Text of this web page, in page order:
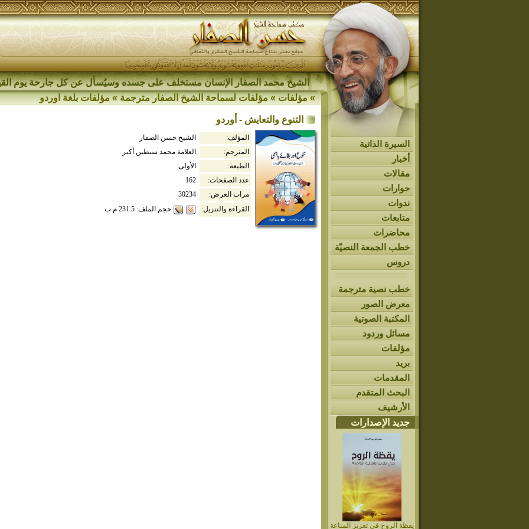
الشيخ محمد الصفار الإنسان مستخلف على جسده وسيُسأل عن كل جارحة يوم
السيرة الذاتية
أخبار
مقالات
حوارات
ندوات
متابعات
محاضرات
خطب الجمعة النصيّة
دروس
خطب نصية مترجمة
معرض الصور
المكتبة الصوتية
مسائل وردود
مؤلفات
بريد
المقدمات
البحث المتقدم
الأرشيف
جديد الإصدارات
يقظة الروح في تعزيز المناعة
»مؤلفات»مؤلفات لسماحة الشيخ الصفار مترجمة»مؤلفات بلغة اوردو
التنوع والتعايش - أوردو
المؤلف:
الشيخ حسن الصفار
المترجم:
العلامة محمد سبطين أكبر
الطبعة:
الأولى
عدد الصفحات:
162
مرات العرض:
30234
القراءة والتنزيل:
حجم الملف: 231.5 م.ب